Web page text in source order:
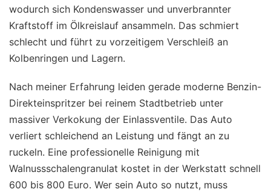
wodurch sich Kondenswasser und unverbrannter
Kraftstoff im Ölkreislauf ansammeln. Das schmiert
schlecht und führt zu vorzeitigem Verschleiß an
Kolbenringen und Lagern.
Nach meiner Erfahrung leiden gerade moderne Benzin-
Direkteinspritzer bei reinem Stadtbetrieb unter
massiver Verkokung der Einlassventile. Das Auto
verliert schleichend an Leistung und fängt an zu
ruckeln. Eine professionelle Reinigung mit
Walnussschalengranulat kostet in der Werkstatt schnell
600 bis 800 Euro. Wer sein Auto so nutzt, muss